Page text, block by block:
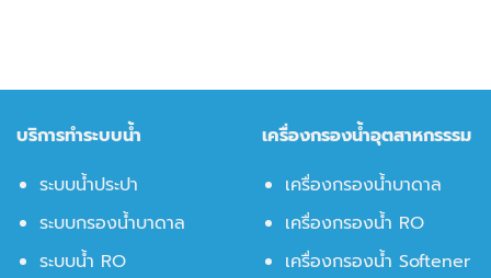
บริการทำระบบน้ำ
ระบบน้ำประปา
ระบบกรองน้ำบาดาล
ระบบน้ำ RO
เครื่องกรองน้ำอุตสาหกรรรม
เครื่องกรองน้ำบาดาล
เครื่องกรองน้ำ RO
เครื่องกรองน้ำ Softener